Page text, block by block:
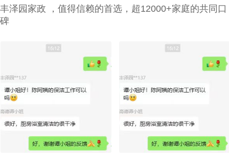
丰泽园家政 ，值得信赖的首选，超12000+家庭的共同口
碑